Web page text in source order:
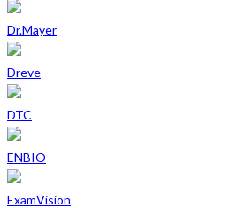
Dr.Mayer
Dreve
DTC
ENBIO
ExamVision